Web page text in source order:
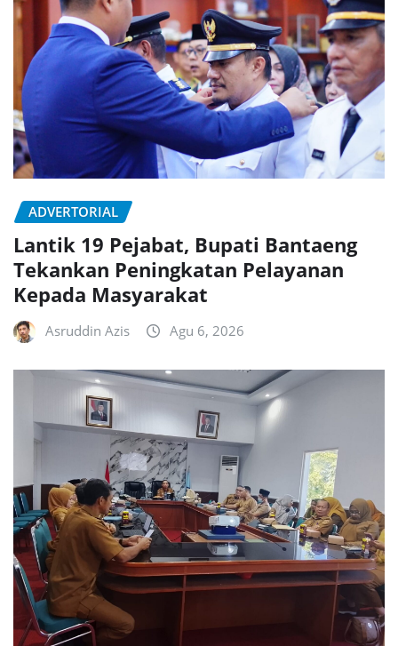
ADVERTORIAL
Lantik 19 Pejabat, Bupati Bantaeng
Tekankan Peningkatan Pelayanan
Kepada Masyarakat
Asruddin Azis Agu 6, 2026